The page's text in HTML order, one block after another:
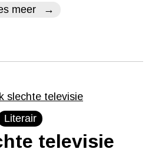
meer
Literair
televisie